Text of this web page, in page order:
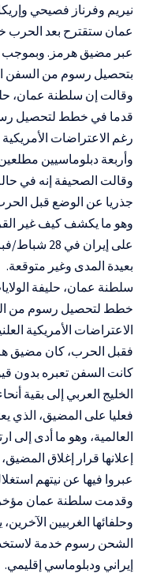
نيريم وفرناز فصيحي
عمان ستقترح بعد
عبر مضيق هرمز. وبموجب
بتحصيل رسوم من السفن
وقالت إن سلطنة عمان،
قدما في خطط لتحصيل
رغم الاعتراضات
وأربعة دبلوماسيين
وقالت الصحيفة إنه في
جذريا عن الوضع قبل
وهو ما يكشف كيف غير
على إيران
بعيدة المدى وغير متوقعة.
سلطنة عمان، حليفة
خطط لتحصيل رسوم من
الاعتراضات الأمريكية
فقبل الحرب، كان مضيق
كانت السفن تعبره بدون
الخليج العربي إلى بقية
فعليا على المضيق، الذي
العالمية، وهو ما أدى إلى
إعلانها قرار إغلاق
عبروا فيها عن نيتهم
وقدمت سلطنة عمان مؤخرا
وحلفائها الغربيين
الشحن رسوم خدمة
إيراني ودبلوماسي إقليمي.